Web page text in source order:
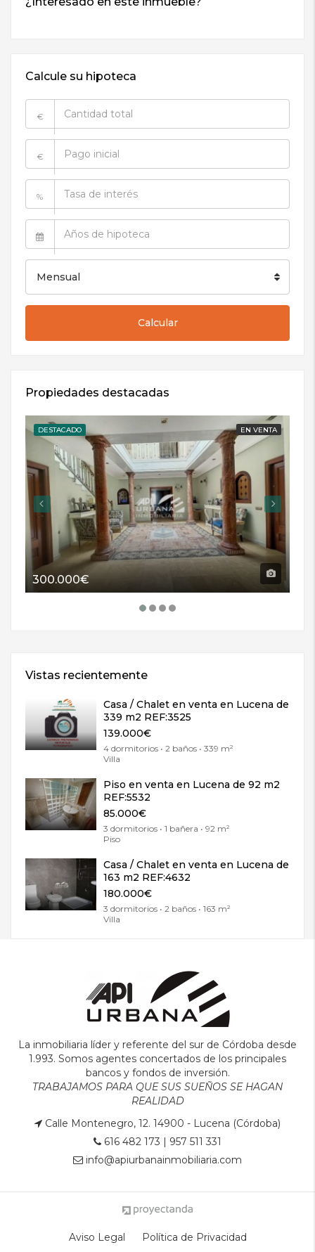
Calcule su hipoteca
€
€
%
Mensual
Calcular
Propiedades destacadas
DESTACADO EN VENTA
300.000€
Vistas recientemente
Casa / Chalet en venta en Lucena de
339 m2 REF:3525
139.000€
4 dormitorios • 2 baños • 339 m²
Villa
Piso en venta en Lucena de 92 m2
REF:5532
85.000€
3 dormitorios • 1 bañera • 92 m²
Piso
Casa / Chalet en venta en Lucena de
163 m2 REF:4632
180.000€
3 dormitorios • 2 baños • 163 m²
Villa
La inmobiliaria líder y referente del sur de Córdoba desde
1.993. Somos agentes concertados de los principales
bancos y fondos de inversión.
TRABAJAMOS PARA QUE SUS SUEÑOS SE HAGAN
REALIDAD
Calle Montenegro, 12. 14900 - Lucena (Córdoba)
616 482 173 | 957 511 331
info@apiurbanainmobiliaria.com
Aviso Legal Política de Privacidad